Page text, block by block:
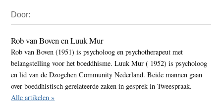
Sidebar
Door:
Rob van Boven en Luuk Mur
Rob van Boven (1951) is psycholoog en psychotherapeut met
belangstelling voor het boeddhisme. Luuk Mur ( 1952) is psycholoog
en lid van de Dzogchen Community Nederland. Beide mannen gaan
over boeddhistisch gerelateerde zaken in gesprek in Tweespraak.
Alle artikelen »